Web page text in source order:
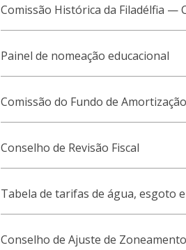
Comissão Histórica da Filadélfia —
Painel de nomeação educacional
Comissão do Fundo de Amortização
Conselho de Revisão Fiscal
Tabela de tarifas de água, esgoto
Conselho de Ajuste de Zoneamento